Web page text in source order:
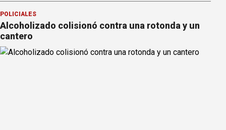
POLICIALES
Alcoholizado colisionó contra una rotonda y un
cantero